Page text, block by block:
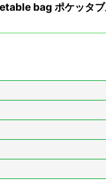
bag ポケッ